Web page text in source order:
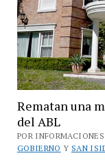
Rematan una
del ABL
POR
GOBIERNO Y SAN